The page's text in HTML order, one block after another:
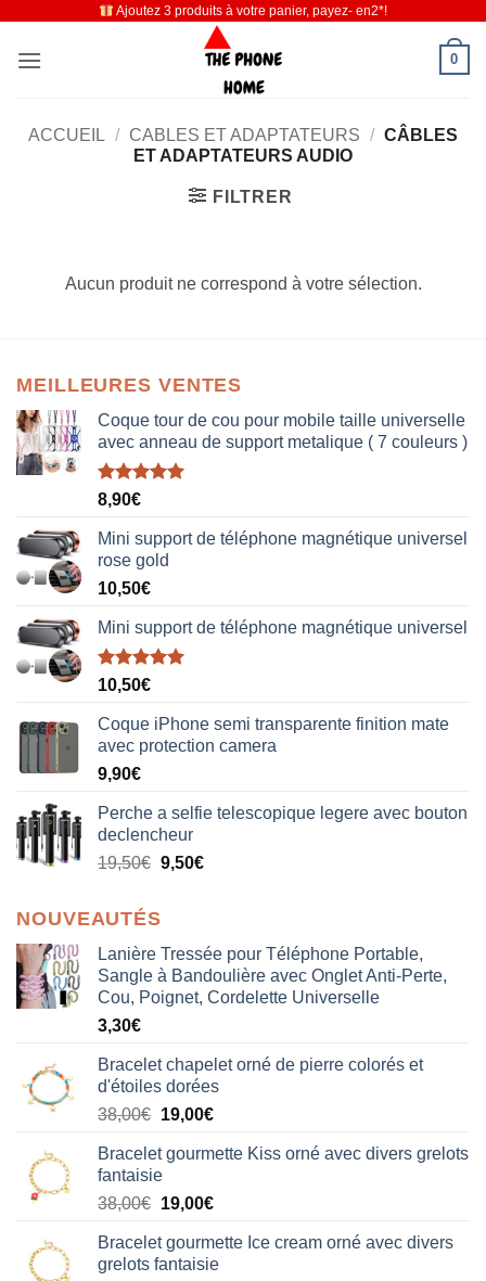
contenu
Ajoutez 3 produits à votre panier, payez- en2*!
0
ACCUEIL / CABLES ET ADAPTATEURS / CÂBLES
ET ADAPTATEURS AUDIO
FILTRER
Aucun produit ne correspond à votre sélection.
MEILLEURES VENTES
Coque tour de cou pour mobile taille universelle
avec anneau de support metalique ( 7 couleurs )
Note5.00
8,90€
Mini support de téléphone magnétique universel
rose gold
10,50€
Mini support de téléphone magnétique universel
Note5.00
10,50€
Coque iPhone semi transparente finition mate
avec protection camera
9,90€
Perche a selfie telescopique legere avec bouton
declencheur
19,50€ 9,50€
NOUVEAUTÉS
Lanière Tressée pour Téléphone Portable,
Sangle à Bandoulière avec Onglet Anti-Perte,
Cou, Poignet, Cordelette Universelle
3,30€
Bracelet chapelet orné de pierre colorés et
d'étoiles dorées
38,00€ Le
initial
était :
38,00€.
19,00€Le
actuel
19,00€.
Bracelet gourmette Kiss orné avec divers grelots
fantaisie
38,00€ Le
initial
était :
19,00€Le
actuel
est :
Bracelet gourmette Ice cream orné avec divers
grelots fantaisie